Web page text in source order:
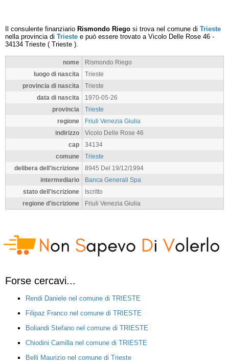
Il consulente finanziario Rismondo Riego si trova nel comune di Trieste
nella provincia di Trieste e può essere trovato a Vicolo Delle Rose 46 -
34134 Trieste ( Trieste ).
nome
Rismondo Riego
luogo di nascita
Trieste
provincia di nascita
Trieste
data di nascita
1970-05-26
provincia
Trieste
regione
Friuli Venezia Giulia
indirizzo
Vicolo Delle Rose 46
cap
34134
comune
Trieste
delibera dell'iscrizione
8945 Del 19/12/1994
intermediario
Banca Generali Spa
stato dell'iscrizione
Iscritto
regione d'iscrizione
Friuli Venezia Giulia
Forse cercavi...
Rendi Daniele nel comune di TRIESTE
Filipaz Franco nel comune di TRIESTE
Boliandi Stefano nel comune di TRIESTE
Chiodini Camilla nel comune di TRIESTE
Belli Maurizio nel comune di Trieste